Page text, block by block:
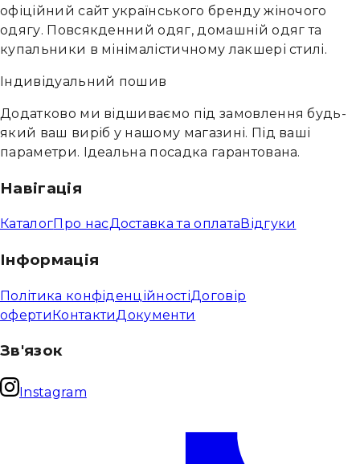
офіційний сайт українського бренду жіночого
одягу. Повсякденний одяг, домашній одяг та
купальники в мінімалістичному лакшері стилі.
Індивідуальний пошив
Додатково ми відшиваємо під замовлення будь-
який ваш виріб у нашому магазині. Під ваші
параметри. Ідеальна посадка гарантована.
Навігація
КаталогПро насДоставка та оплата Відгуки
Інформація
Політика конфіденційностіДоговір
офертиКонтактиДокументи
Зв'язок
Instagram